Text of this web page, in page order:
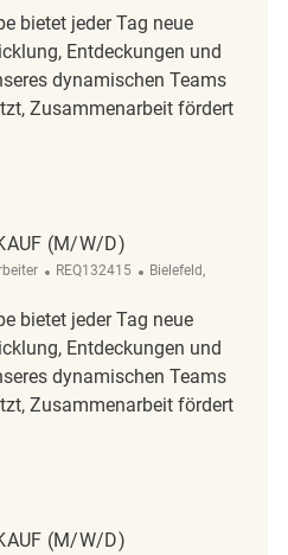
bietet jeder Tag neue
Entdeckungen und
dynamischen Teams
Zusammenarbeit fördert
(m/w/d) REQ108656
(M/W/D)
ReqId
REQ132415 Ort
Bielefeld,
bietet jeder Tag neue
Entdeckungen und
dynamischen Teams
Zusammenarbeit fördert
(m/w/d) REQ132415
(M/W/D)